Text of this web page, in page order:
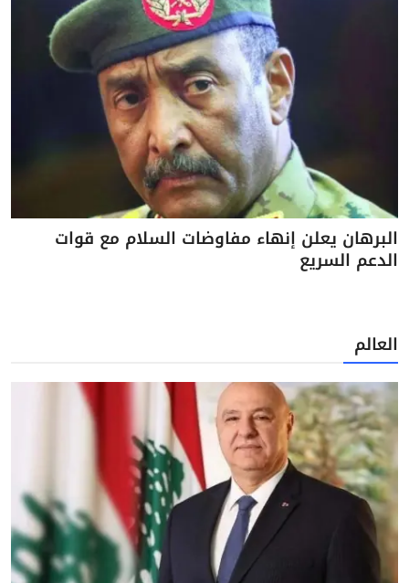
البرهان يعلن إنهاء مفاوضات السلام مع قوات
الدعم السريع
العالم